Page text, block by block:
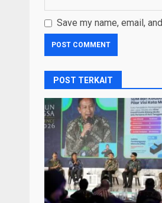
Save my name, email,
POST TERKAIT